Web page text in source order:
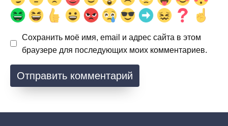
Сохранить моё имя, email и адрес сайта в этом
браузере для последующих моих комментариев.